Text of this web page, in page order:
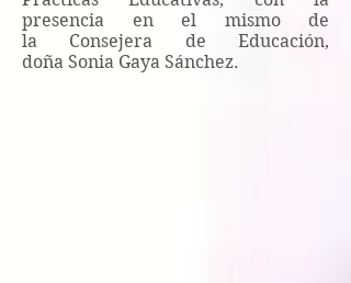
presencia en el mismo de
la Consejera de Educación,
doña Sonia Gaya Sánchez.